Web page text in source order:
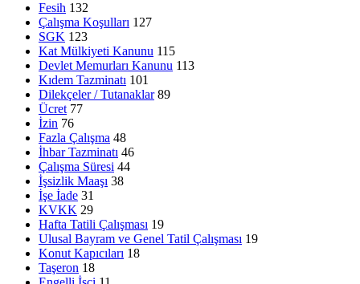
Fesih 132
Çalışma Koşulları 127
SGK 123
Kat Mülkiyeti Kanunu 115
Devlet Memurları Kanunu 113
Kıdem Tazminatı 101
Dilekçeler / Tutanaklar 89
Ücret 77
İzin 76
Fazla Çalışma 48
İhbar Tazminatı 46
Çalışma Süresi 44
İşsizlik Maaşı 38
İşe İade 31
KVKK 29
Hafta Tatili Çalışması 19
Ulusal Bayram ve Genel Tatil Çalışması 19
Konut Kapıcıları 18
Taşeron 18